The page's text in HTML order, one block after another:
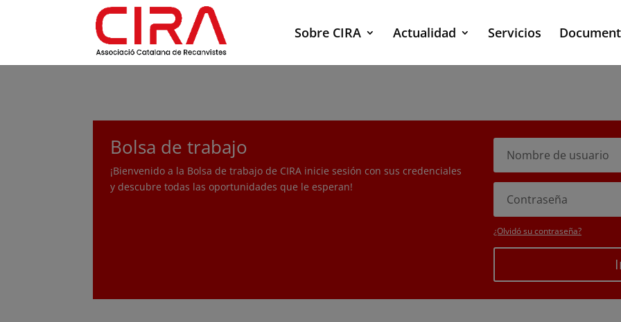
Sobre CIRA Actualidad Servicios
Bolsa de trabajo
¡Bienvenido a la Bolsa de trabajo de CIRA inicie sesión con sus credenciales
y descubre todas las oportunidades que le esperan!
¿Olvidó su contraseña?